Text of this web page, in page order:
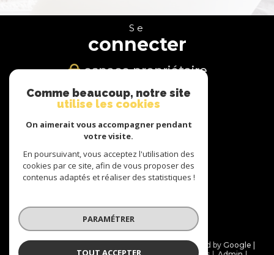
Se
connecter
espace propriétaire
Nous
suivre
Nous
adhérons
© 2026 | Tous droits réservés | Traduction powered by Google |
Comme beaucoup, notre site
utilise les cookies
On aimerait vous accompagner pendant
votre visite.
En poursuivant, vous acceptez l'utilisation des
cookies par ce site, afin de vous proposer des
contenus adaptés et réaliser des statistiques !
PARAMÉTRER
TOUT ACCEPTER